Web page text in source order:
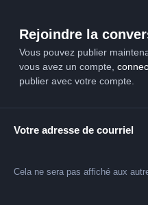
Rejoindre la
Vous pouvez publier
vous avez un compte,
publier avec votre compte.
Votre adresse de courriel
Cela ne sera pas affiché aux